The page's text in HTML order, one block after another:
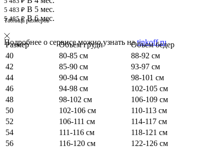
5 483 ₽ В 5 мес.
5 485 ₽ В 6 мес.
Подробнее о сервисе можно узнать наtinkoff.ru
Таблица размеров
Размер Объем груди
Объем бедер
40
80-85 см
88-92 см
42
85-90 см
93-97 см
44
90-94 см
98-101 см
46
94-98 см
102-105 см
48
98-102 см
106-109 см
50
102-106 см
110-113 см
52
106-111 см
114-117 см
54
111-116 см
118-121 см
56
116-120 см 122-126 см